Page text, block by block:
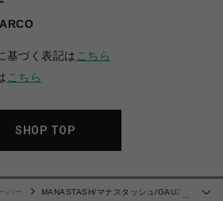
基づく表記は こちら
こちら
SHOP TOP
…
バー
MANASTASH/マナスタッシュ/GAUZE